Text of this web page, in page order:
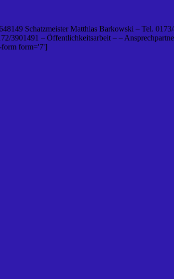
Schatzmeister Matthias Barkowski – Tel.
3901491 – Öffentlichkeitsarbeit – –
form form='7']